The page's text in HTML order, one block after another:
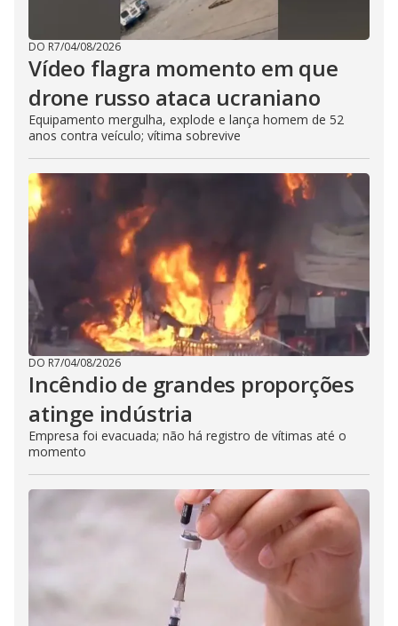
DO R7/04/08/2026
Vídeo flagra momento em que
drone russo ataca ucraniano
Equipamento mergulha, explode e lança homem de 52
anos contra veículo; vítima sobrevive
DO R7/04/08/2026
Incêndio de grandes proporções
atinge indústria
Empresa foi evacuada; não há registro de vítimas até o
momento